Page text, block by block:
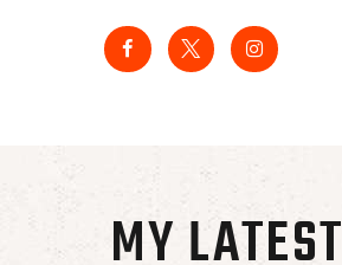
MY LATEST